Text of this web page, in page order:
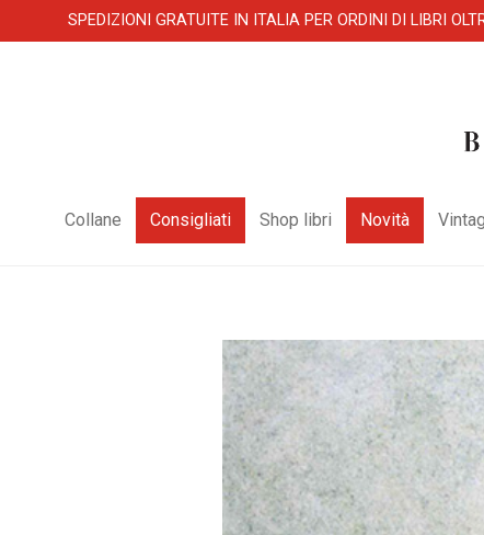
SPEDIZIONI GRATUITE IN ITALIA PER ORDINI DI LIBRI
Collane Consigliati Shop libri Novità